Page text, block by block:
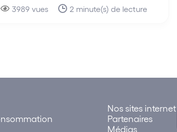
3989 vues 2 minute(s) de lecture
Nos sites internet
Partenaires
Médias